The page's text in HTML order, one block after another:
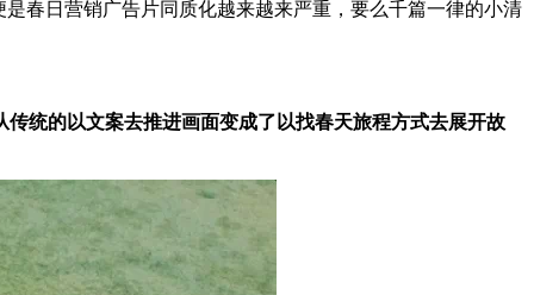
春日营销广告片同质化越来越来严重，要么千篇一律的小清
统的以文案去推进画面变成了以找春天旅程方式去展开故